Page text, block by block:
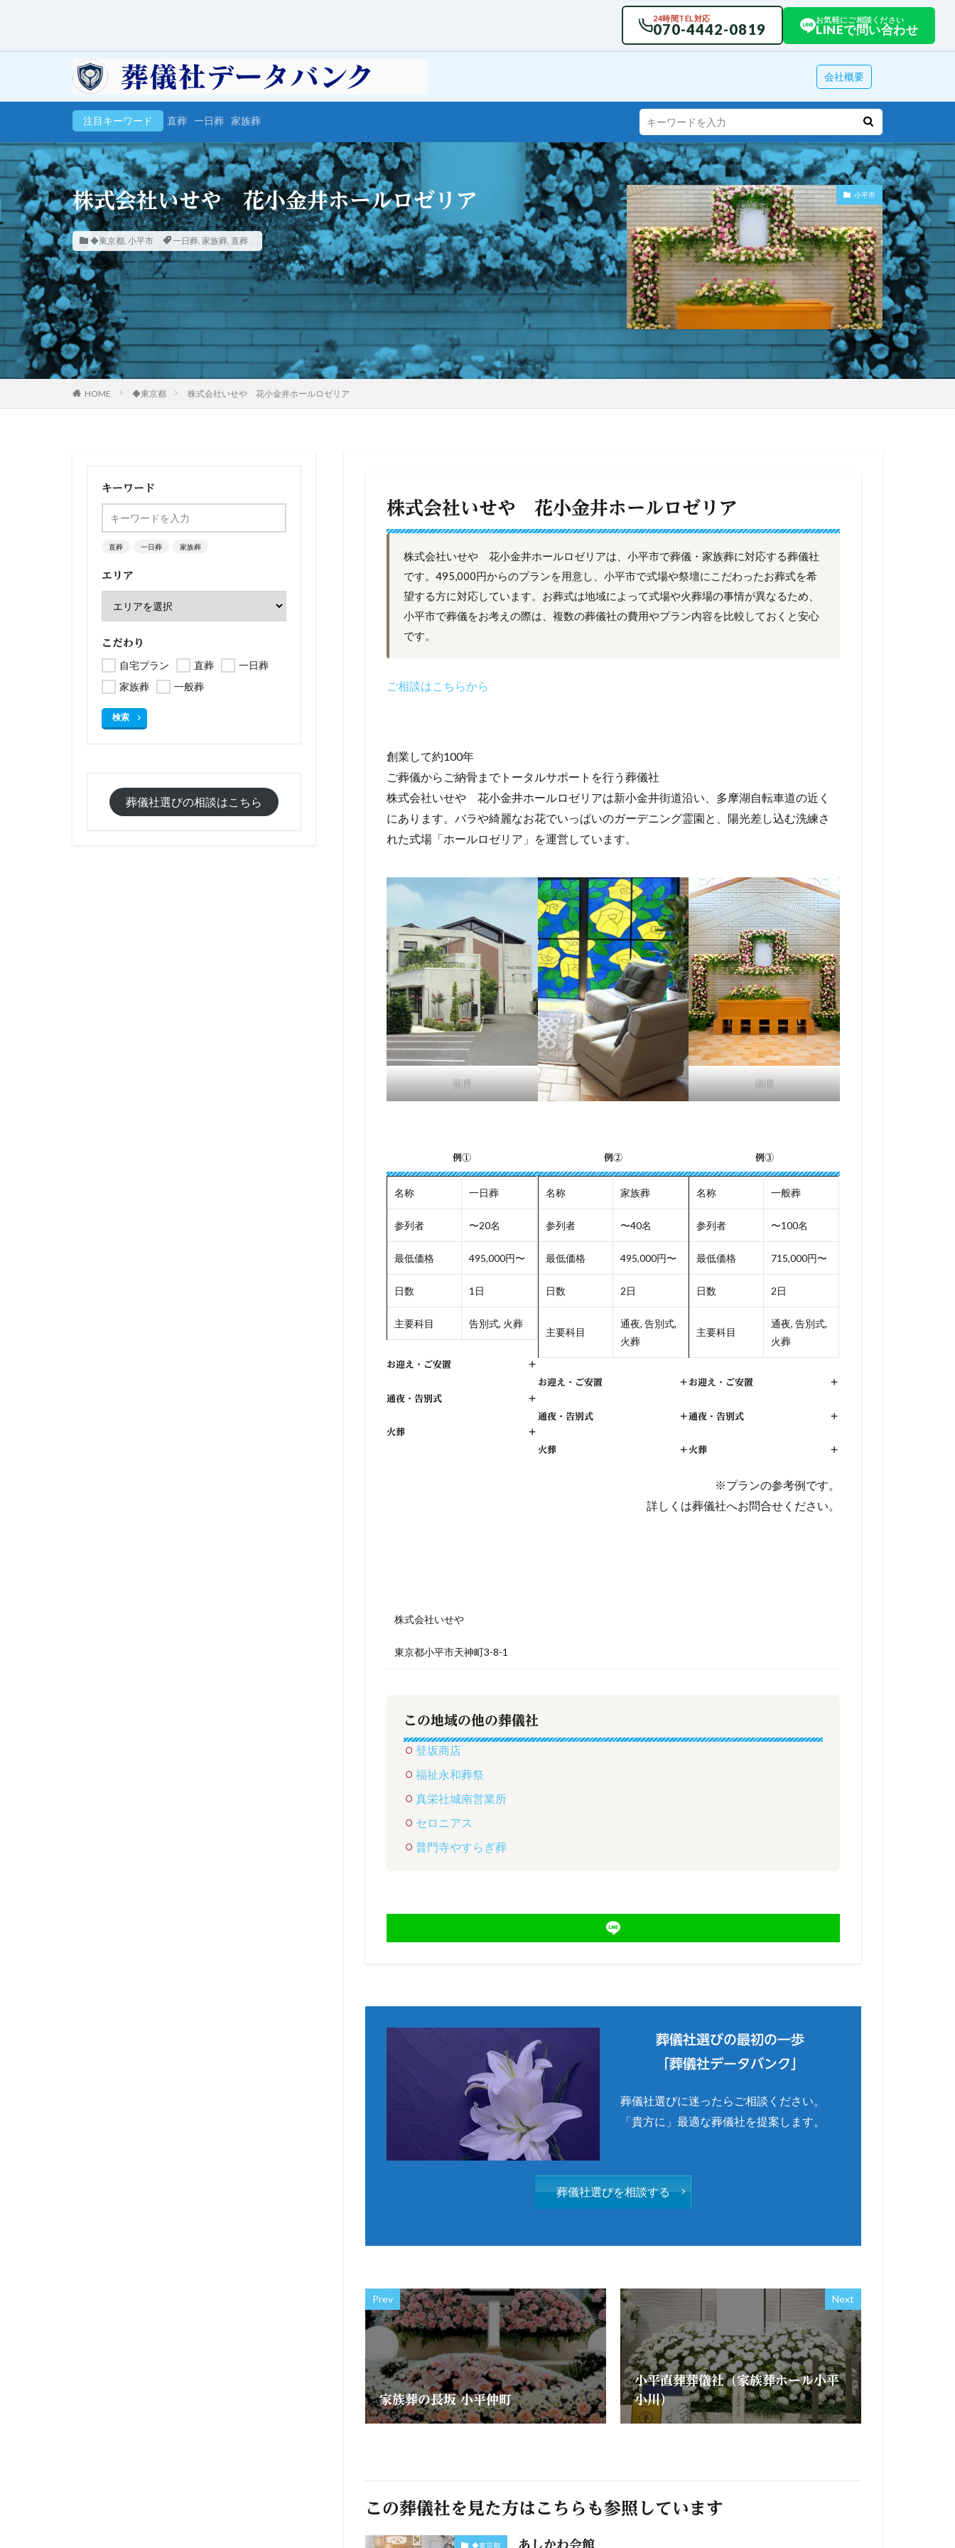
24時間TEL対応
070-4442-0819
お気軽にご相談ください
LINEで問い合わせ
会社概要
注目キーワード 直葬 一日葬 家族葬
株式会社いせや 花小金井ホールロゼリア
◆東京都, 小平市 一日葬, 家族葬, 直葬
小平市
HOME ◆東京都 株式会社いせや 花小金井ホールロゼリア
株式会社いせや 花小金井ホールロゼリア
株式会社いせや 花小金井ホールロゼリアは、小平市で葬儀・家族葬に対応する葬儀社
です。495,000円からのプランを用意し、小平市で式場や祭壇にこだわったお葬式を希
望する方に対応しています。お葬式は地域によって式場や火葬場の事情が異なるため、
小平市で葬儀をお考えの際は、複数の葬儀社の費用やプラン内容を比較しておくと安心
です。
ご相談はこちらから
創業して約100年
ご葬儀からご納骨までトータルサポートを行う葬儀社
株式会社いせや 花小金井ホールロゼリアは新小金井街道沿い、多摩湖自転車道の近く
にあります。バラや綺麗なお花でいっぱいのガーデニング霊園と、陽光差し込む洗練さ
れた式場「ホールロゼリア」を運営しています。
斎場 祭壇
例①
名称 一日葬
参列者 〜20名
最低価格 495,000円〜
日数 1日
主要科目 告別式, 火葬
お迎え・ご安置 +
通夜・告別式 +
火葬 +
例②
名称 家族葬
参列者 〜40名
最低価格 495,000円〜
日数 2日
主要科目
通夜, 告別式,
火葬
お迎え・ご安置 +
通夜・告別式 +
火葬 +
例③
名称 一般葬
参列者 〜100名
最低価格 715,000円〜
日数 2日
主要科目
通夜, 告別式,
火葬
お迎え・ご安置 +
通夜・告別式 +
火葬 +
※プランの参考例です。
詳しくは葬儀社へお問合せください。
株式会社いせや
東京都小平市天神町3-8-1
この地域の他の葬儀社
登坂商店
福祉永和葬祭
真栄社城南営業所
セロニアス
普門寺やすらぎ葬
葬儀社選びの最初の一歩
「葬儀社データバンク」
葬儀社選びに迷ったらご相談ください。
「貴方に」最適な葬儀社を提案します。
葬儀社選びを相談する
Prev
家族葬の長坂 小平仲町
Next
小平直葬葬儀社（家族葬ホール小平
小川）
この葬儀社を見た方はこちらも参照しています
◆東京都 あしかわ会館
キーワード
直葬 一日葬 家族葬
エリア
こだわり
自宅プラン 直葬
一日葬
家族葬
一般葬
検索
葬儀社選びの相談はこちら